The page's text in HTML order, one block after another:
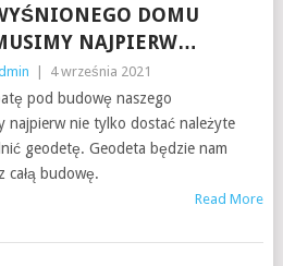
DOMU
NAJPIERW…
4 września 2021
pod budowę naszego
najpierw nie tylko dostać należyte
geodetę. Geodeta będzie nam
całą budowę.
Read More